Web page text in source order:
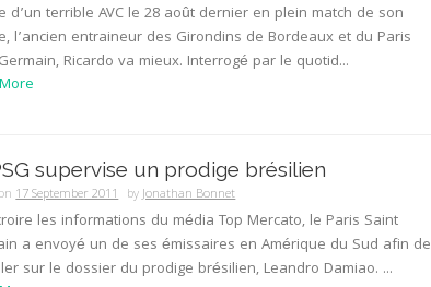
d’un terrible AVC le 28 août dernier en plein match de son
l’ancien entraineur des Girondins de Bordeaux et du Paris
Ricardo va mieux. Interrogé par le quotid...
supervise un prodige brésilien
17 September 2011 byJonathan Bonnet
les informations du média Top Mercato, le Paris Saint
a envoyé un de ses émissaires en Amérique du Sud afin de
sur le dossier du prodige brésilien, Leandro Damiao. ...